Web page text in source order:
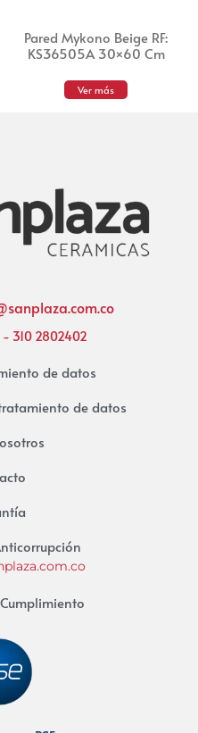
Pared Mykono Beige RF:
KS36505A 30×60 Cm
Ver más
- 310 2802402
de datos
de datos